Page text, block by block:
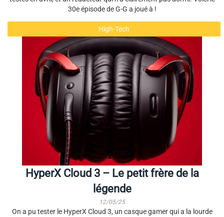
30e épisode de G-G a joué à !
High-Tech
HyperX Cloud 3 – Le petit frère de la
légende
12/05/25
On a pu tester le HyperX Cloud 3, un casque gamer qui a la lourde